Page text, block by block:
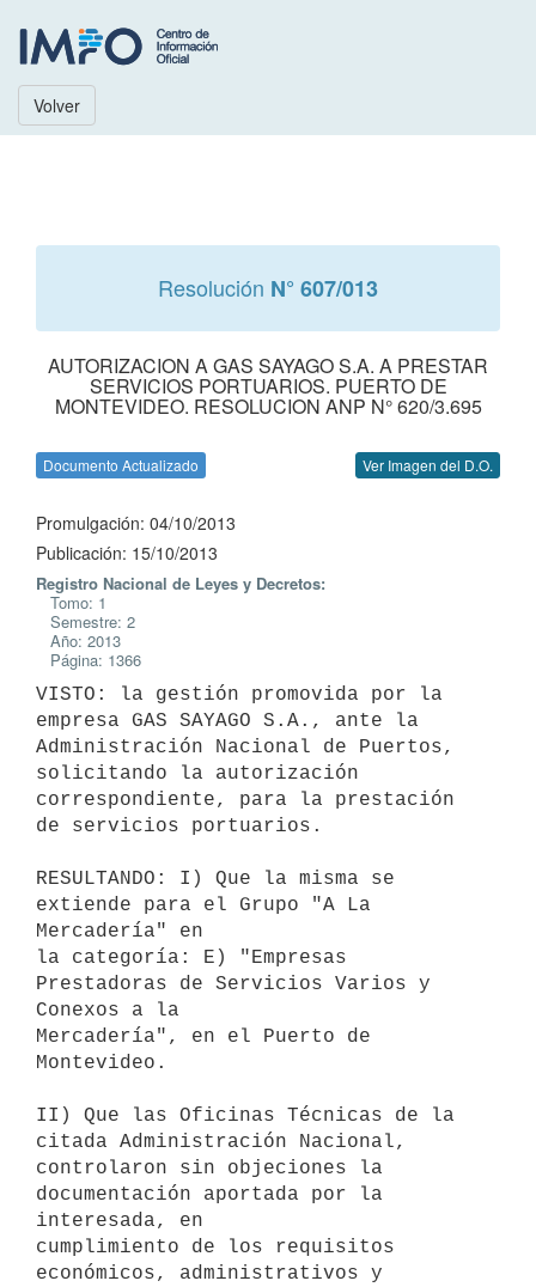
Volver
Resolución N° 607/013
AUTORIZACION A GAS SAYAGO S.A. A PRESTAR
SERVICIOS PORTUARIOS. PUERTO DE
MONTEVIDEO. RESOLUCION ANP N° 620/3.695
Documento Actualizado Ver Imagen del D.O.
Promulgación: 04/10/2013
Publicación: 15/10/2013
Registro Nacional de Leyes y Decretos:
Tomo: 1
Semestre: 2
Año: 2013
Página: 1366
VISTO: la gestión promovida por la
empresa GAS SAYAGO S.A., ante la
Administración Nacional de Puertos,
solicitando la autorización
correspondiente, para la prestación
de servicios portuarios.
RESULTANDO: I) Que la misma se
extiende para el Grupo "A La
Mercadería" en
la categoría: E) "Empresas
Prestadoras de Servicios Varios y
Conexos a la
Mercadería", en el Puerto de
Montevideo.
II) Que las Oficinas Técnicas de la
citada Administración Nacional,
controlaron sin objeciones la
documentación aportada por la
interesada, en
cumplimiento de los requisitos
económicos, administrativos y